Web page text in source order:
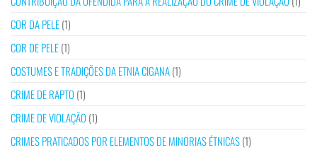
COR DA PELE(1)
COR DE PELE(1)
COSTUMES E TRADIÇÕES DA ETNIA CIGANA(1)
CRIME DE RAPTO (1)
CRIME DE VIOLAÇÃO (1)
CRIMES PRATICADOS POR ELEMENTOS DE MINORIAS ÉTNICAS(1)